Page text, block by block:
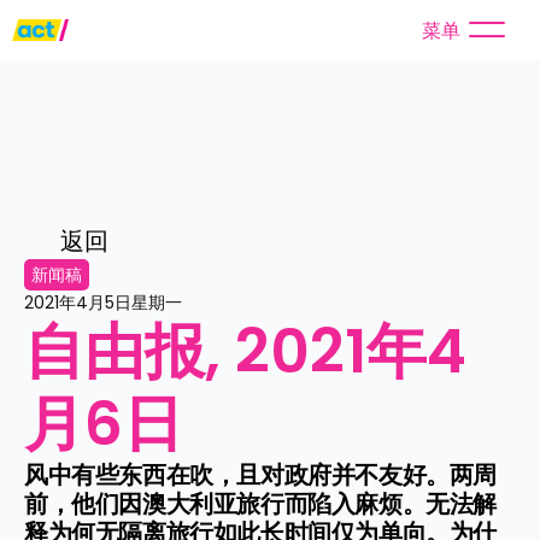
菜单
返回
新闻稿
2021年4月5日星期一
自由报, 2021年4
月6日
风中有些东西在吹，且对政府并不友好。两周
前，他们因澳大利亚旅行而陷入麻烦。无法解
释为何无隔离旅行如此长时间仅为单向。为什